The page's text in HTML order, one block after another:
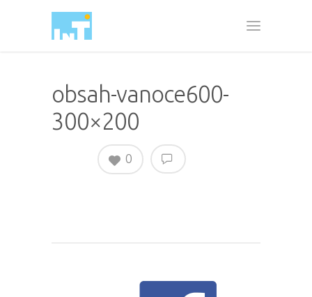
obsah-vanoce600-
300×200
0